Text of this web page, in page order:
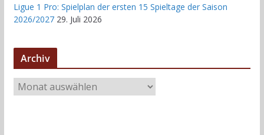
Ligue 1 Pro: Spielplan der ersten 15 Spieltage der Saison
2026/2027 29. Juli 2026
Archiv
r